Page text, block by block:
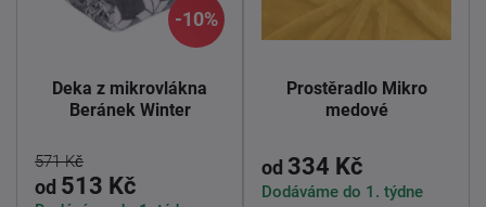
-10%
Deka z mikrovlákna
Beránek Winter
571 Kč
od 513 Kč
Prostěradlo Mikro
medové
od 334 Kč
Dodáváme do 1. týdne